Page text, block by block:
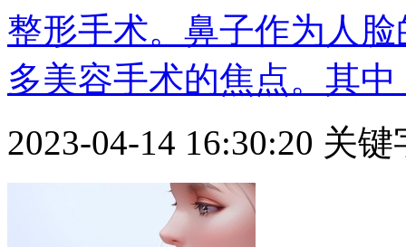
整形手术。鼻子作为人
多美容手术的焦点。其中
2023-04-14 16:30:20 关键